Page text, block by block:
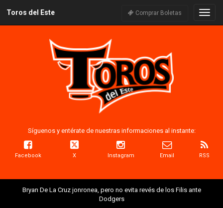
Toros del Este Comprar Boletas
Síguenos y entérate de nuestras informaciones al instante:
Facebook X Instagram Email RSS
Bryan De La Cruz jonronea, pero no evita revés de los Filis ante
Dodgers